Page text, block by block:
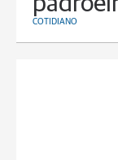
COTIDIANO